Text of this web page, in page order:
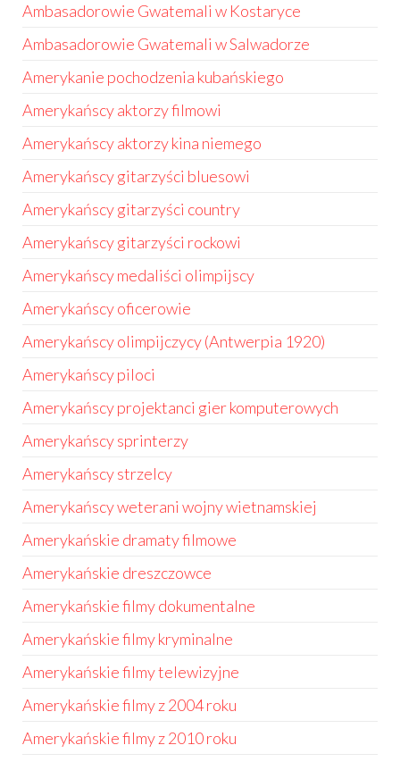
Ambasadorowie Gwatemali w Kostaryce
Ambasadorowie Gwatemali w Salwadorze
Amerykanie pochodzenia kubańskiego
Amerykańscy aktorzy filmowi
Amerykańscy aktorzy kina niemego
Amerykańscy gitarzyści bluesowi
Amerykańscy gitarzyści country
Amerykańscy gitarzyści rockowi
Amerykańscy medaliści olimpijscy
Amerykańscy oficerowie
Amerykańscy olimpijczycy (Antwerpia 1920)
Amerykańscy piloci
Amerykańscy projektanci gier komputerowych
Amerykańscy sprinterzy
Amerykańscy strzelcy
Amerykańscy weterani wojny wietnamskiej
Amerykańskie dramaty filmowe
Amerykańskie dreszczowce
Amerykańskie filmy dokumentalne
Amerykańskie filmy kryminalne
Amerykańskie filmy telewizyjne
Amerykańskie filmy z 2004 roku
Amerykańskie filmy z 2010 roku